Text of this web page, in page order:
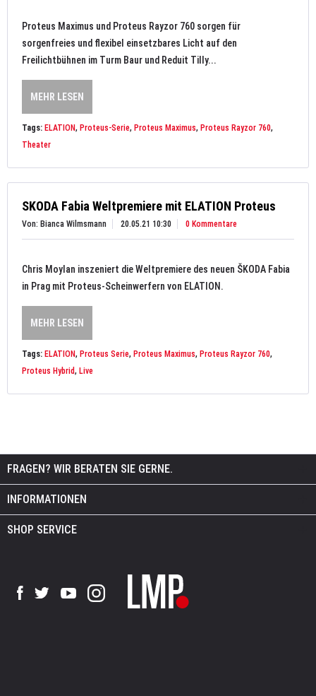
Proteus Maximus und Proteus Rayzor 760 sorgen für
sorgenfreies und flexibel einsetzbares Licht auf den
Freilichtbühnen im Turm Baur und Reduit Tilly...
MEHR LESEN
Tags: ELATION, Proteus-Serie, Proteus Maximus, Proteus Rayzor 760,
Theater
SKODA Fabia Weltpremiere mit ELATION Proteus
Von: Bianca Wilmsmann 20.05.21 10:30 0 Kommentare
Chris Moylan inszeniert die Weltpremiere des neuen ŠKODA Fabia
in Prag mit Proteus-Scheinwerfern von ELATION.
MEHR LESEN
Tags: ELATION, Proteus Serie, Proteus Maximus, Proteus Rayzor 760,
Proteus Hybrid, Live
FRAGEN? WIR BERATEN SIE GERNE.
INFORMATIONEN
SHOP SERVICE